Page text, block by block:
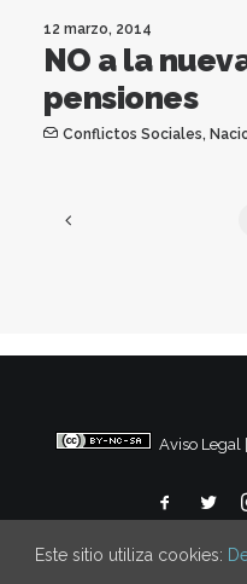
12 marzo, 2014
NO a la
pensiones
Conflictos Sociales,
Aviso Legal
Este sitio utiliza cookies: